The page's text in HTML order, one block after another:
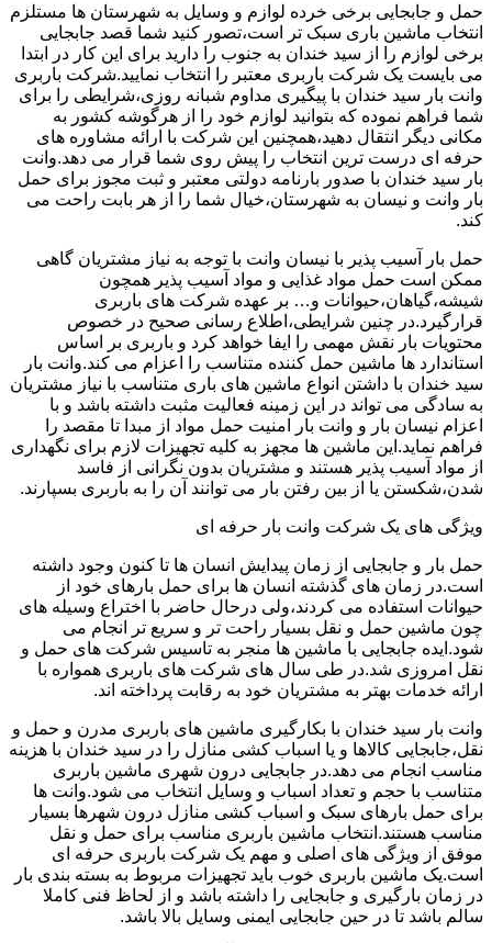
حمل و جابجایی برخی خرده لوازم و وسایل به شهرستان ها مستلزم
انتخاب ماشین باری سبک تر است،تصور کنید شما قصد جابجایی
برخی لوازم را از سید خندان به جنوب را دارید برای این کار در ابتدا
می بایست یک شرکت باربری معتبر را انتخاب نمایید.شرکت باربری
وانت بار سید خندان با پیگیری مداوم شبانه روزی،شرایطی را برای
شما فراهم نموده که بتوانید لوازم خود را از هرگوشه کشور به
مکانی دیگر انتقال دهید،همچنین این شرکت با ارائه مشاوره های
حرفه ای درست ترین انتخاب را پیش روی شما قرار می دهد.وانت
بار سید خندان با صدور بارنامه دولتی معتبر و ثبت مجوز برای حمل
بار وانت و نیسان به شهرستان،خیال شما را از هر بابت راحت می
کند.
حمل بار آسیب پذیر با نیسان وانت با توجه به نیاز مشتریان گاهی
ممکن است حمل مواد غذایی و مواد آسیب پذیر همچون
شیشه،گیاهان،حیوانات و… بر عهده شرکت های باربری
قرارگیرد.در چنین شرایطی،اطلاع رسانی صحیح در خصوص
محتویات بار نقش مهمی را ایفا خواهد کرد و باربری بر اساس
استاندارد ها ماشین حمل کننده متناسب را اعزام می کند.وانت بار
سید خندان با داشتن انواع ماشین های باری متناسب با نیاز مشتریان
به سادگی می تواند در این زمینه فعالیت مثبت داشته باشد و با
اعزام نیسان بار و وانت بار امنیت حمل مواد از مبدا تا مقصد را
فراهم نماید.این ماشین ها مجهز به کلیه تجهیزات لازم برای نگهداری
از مواد آسیب پذیر هستند و مشتریان بدون نگرانی از فاسد
شدن،شکستن یا از بین رفتن بار می توانند آن را به باربری بسپارند.
ویژگی های یک شرکت وانت بار حرفه ای
حمل بار و جابجایی از زمان پیدایش انسان ها تا کنون وجود داشته
است.در زمان های گذشته انسان ها برای حمل بارهای خود از
حیوانات استفاده می کردند،ولی درحال حاضر با اختراع وسیله های
چون ماشین حمل و نقل بسیار راحت تر و سریع تر انجام می
شود.ایده جابجایی با ماشین ها منجر به تاسیس شرکت های حمل و
نقل امروزی شد.در طی سال های شرکت های باربری همواره با
ارائه خدمات بهتر به مشتریان خود به رقابت پرداخته اند.
وانت بار سید خندان با بکارگیری ماشین های باربری مدرن و حمل و
نقل،جابجایی کالاها و یا اسباب کشی منازل را در سید خندان با هزینه
مناسب انجام می دهد.در جابجایی درون شهری ماشین باربری
متناسب با حجم و تعداد اسباب و وسایل انتخاب می شود.وانت ها
برای حمل بارهای سبک و اسباب کشی منازل درون شهرها بسیار
مناسب هستند.انتخاب ماشین باربری مناسب برای حمل و نقل
موفق از ویژگی های اصلی و مهم یک شرکت باربری حرفه ای
است.یک ماشین باربری خوب باید تجهیزات مربوط به بسته بندی بار
در زمان بارگیری و جابجایی را داشته باشد و از لحاظ فنی کاملا
سالم باشد تا در حین جابجایی ایمنی وسایل بالا باشد.